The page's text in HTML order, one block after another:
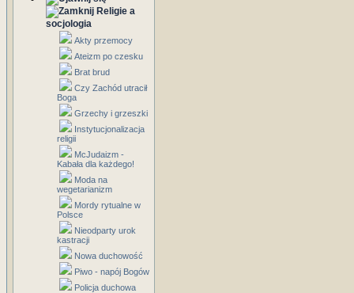
Religie a
socjologia
Akty przemocy
Ateizm po czesku
Brat brud
Czy Zachód utracił
Boga
Grzechy i grzeszki
Instytucjonalizacja
religii
McJudaizm -
Kabała dla każdego!
Moda na
wegetarianizm
Mordy rytualne w
Polsce
Nieodparty urok
kastracji
Nowa duchowość
Piwo - napój Bogów
Policja duchowa